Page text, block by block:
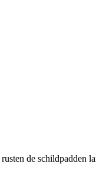
de schildpadden